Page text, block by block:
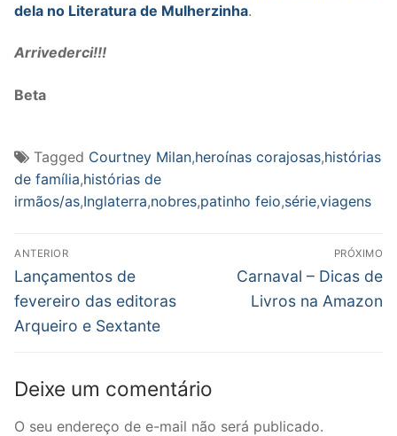
dela no Literatura de Mulherzinha.
Arrivederci!!!
Beta
Tagged Courtney Milan,heroínas corajosas,histórias
de família,histórias de
irmãos/as,Inglaterra,nobres,patinho feio,série,viagens
Navegação
de
Post
ANTERIOR
Post
anterior:
Lançamentos de
fevereiro das editoras
Arqueiro e Sextante
PRÓXIMO
Próximo
post:
Carnaval – Dicas de
Livros na Amazon
Deixe um comentário
O seu endereço de e-mail não será publicado.